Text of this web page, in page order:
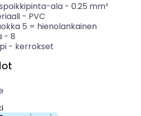
ala- 0.25 mm²
- PVC
5 = hienolankainen
- 8
- kerrokset